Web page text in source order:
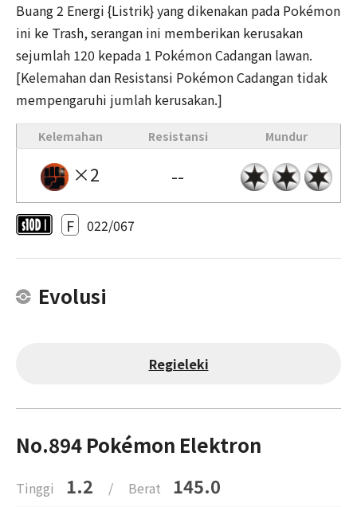
Buang 2 Energi {Listrik} yang dikenakan pada Pokémon
ini ke Trash, serangan ini memberikan kerusakan
sejumlah 120 kepada 1 Pokémon Cadangan lawan.
[Kelemahan dan Resistansi Pokémon Cadangan tidak
mempengaruhi jumlah kerusakan.]
Kelemahan Resistansi Mundur
×2 --
F 022/067
Evolusi
Regieleki
No.894 Pokémon Elektron
Tinggi 1.2 / Berat 145.0